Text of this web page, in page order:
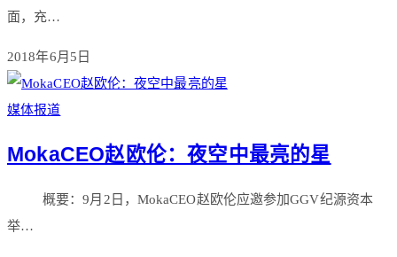
面，充…
2018年6月5日
媒体报道
MokaCEO赵欧伦：夜空中最亮的星
概要：9月2日，MokaCEO赵欧伦应邀参加GGV纪源资本
举…